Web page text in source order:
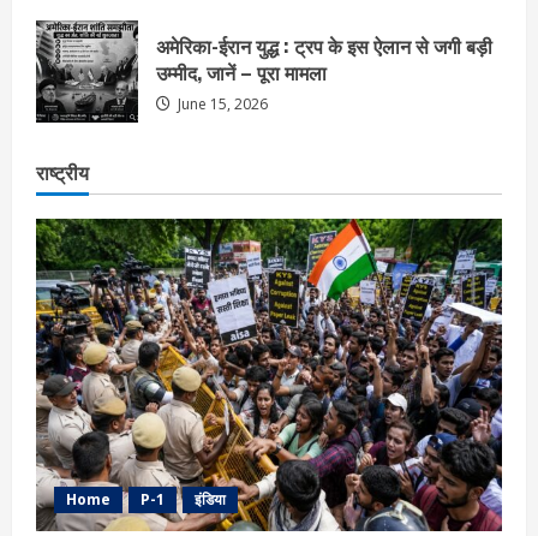
अमेरिका-ईरान युद्ध : ट्रप के इस ऐलान से जगी बड़ी
उम्मीद, जानें – पूरा मामला
June 15, 2026
राष्ट्रीय
Home P-1 इंडिया